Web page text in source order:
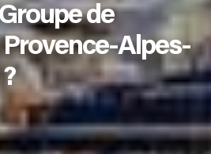
de
Alpes-